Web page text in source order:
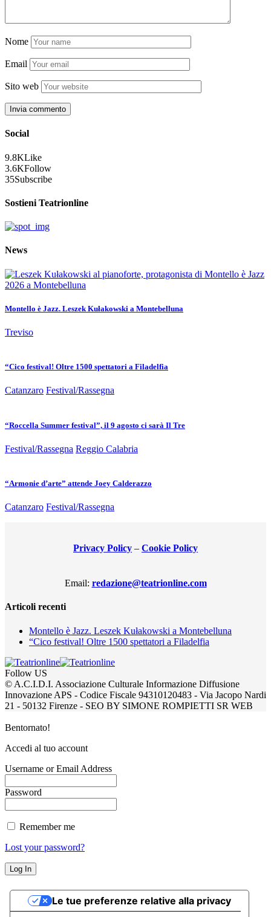
Nome
Email
Sito web
Social
9.8KLike
3.6KFollow
35Subscribe
Sostieni Teatrionline
News
Montello è Jazz. Leszek Kułakowski a Montebelluna
Treviso
“Cico festival! Oltre 1500 spettatori a Filadelfia
Catanzaro Festival/Rassegna
“Roccella Summer festival”, il 9 agosto ci sarà Il Tre
Festival/Rassegna Reggio Calabria
“Armonie d’arte” attende Joey Calderazzo
Catanzaro Festival/Rassegna
Privacy Policy – Cookie Policy
Email: redazione@teatrionline.com
Articoli recenti
Montello è Jazz. Leszek Kułakowski a Montebelluna
“Cico festival! Oltre 1500 spettatori a Filadelfia
Follow US
© A.C.I.D.I. Associazione Culturale Informazione Diffusione
Innovazione APS - Codice Fiscale 94310120483 - Via Jacopo Nardi
21 - 50132 Firenze - SEO BY SIMONE ROMPIETTI SR WEB
Bentornato!
Accedi al tuo account
Username or Email Address
Password
Remember me
Lost your password?
Le tue preferenze relative alla privacy